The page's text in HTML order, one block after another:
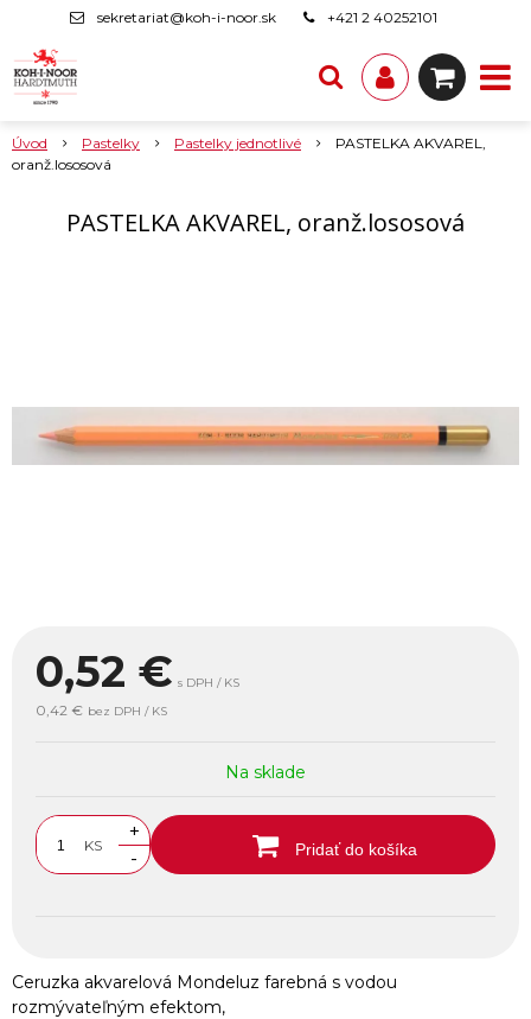
sekretariat@koh-i-noor.sk +421 2 40252101
Úvod Pastelky Pastelky jednotlivé
PASTELKA AKVAREL,
oranž.lososová
PASTELKA AKVAREL, oranž.lososová
0,52 € s DPH / KS
0,42 € bez DPH / KS
Na sklade
KS
+
-
Pridať do košíka
Ceruzka akvarelová Mondeluz farebná s vodou
rozmývateľným efektom,